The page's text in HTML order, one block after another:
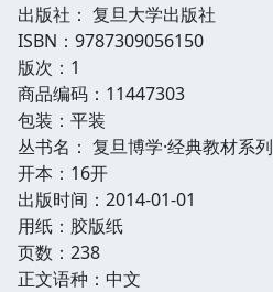
出版社： 复旦大学出版社
ISBN：9787309056150
版次：1
商品编码：11447303
包装：平装
丛书名： 复旦博学·经典教材系列
开本：16开
出版时间：2014-01-01
用纸：胶版纸
页数：238
正文语种：中文